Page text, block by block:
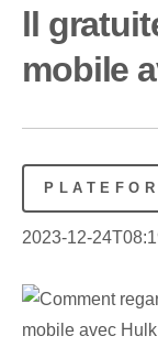
ll
mobile
2023-12-